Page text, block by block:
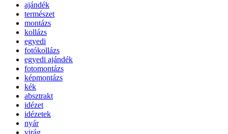
ajándék
természet
montázs
kollázs
egyedi
fotókollázs
egyedi ajándék
fotomontázs
képmontázs
kék
absztrakt
idézet
idézetek
nyár
virág